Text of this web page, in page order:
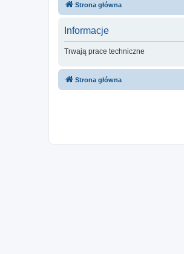
Strona główna
Informacje
Trwają prace techniczne
Strona główna